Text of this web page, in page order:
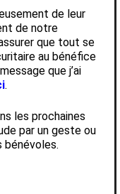
de leur
de notre
que tout se
au bénéfice
que j’ai
.
les prochaines
par un geste ou
bénévoles.